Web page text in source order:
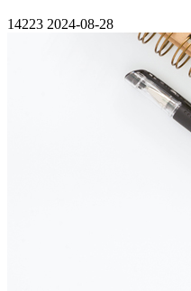
14223 2024-08-28